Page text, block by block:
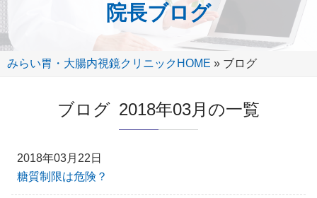
院長ブログ
みらい胃・大腸内視鏡クリニックHOME » ブログ
ブログ 2018年03月の一覧
2018年03月22日
糖質制限は危険？